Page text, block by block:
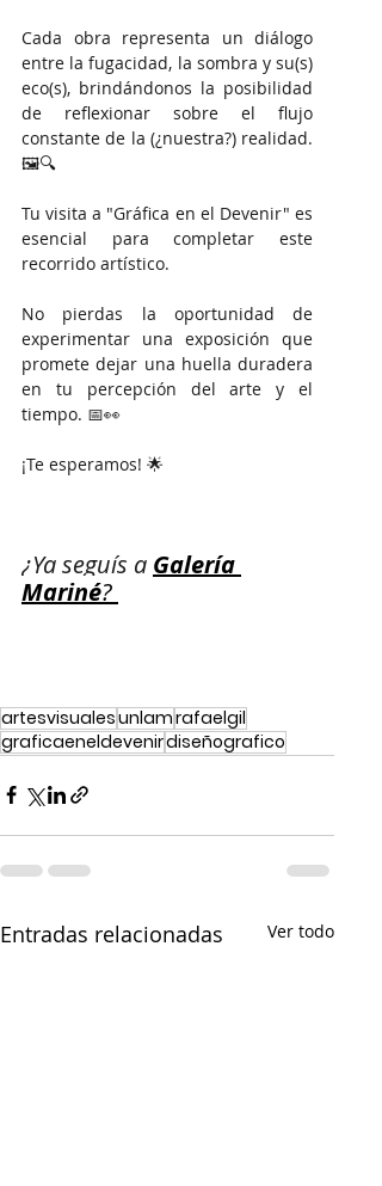
Cada obra representa un diálogo
entre la fugacidad, la sombra y su(s)
eco(s), brindándonos la posibilidad
de reflexionar sobre el flujo
constante de la (¿nuestra?) realidad.
🖼🔍
Tu visita a "Gráfica en el Devenir" es
esencial para completar este
recorrido artístico.
No pierdas la oportunidad de
experimentar una exposición que
promete dejar una huella duradera
en tu percepción del arte y el
tiempo. 📅👀
¡Te esperamos! 🌟
¿Ya seguís a Galería
Mariné?
artesvisualesunlamrafaelgil
graficaeneldevenirdiseñografico
Entradas relacionadas Ver todo